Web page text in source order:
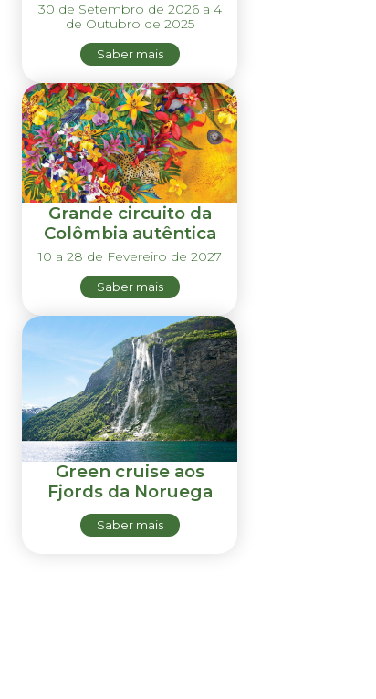
30 de Setembro de 2026 a 4
de Outubro de 2025
Saber mais
Grande circuito da
Colômbia autêntica
10 a 28 de Fevereiro de 2027
Saber mais
Green cruise aos
Fjords da Noruega
Saber mais